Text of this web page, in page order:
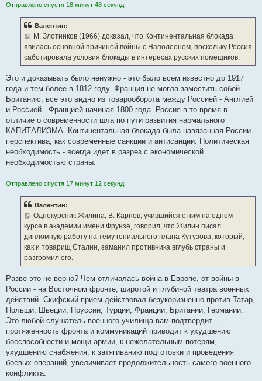
Отправлено спустя 18 минут 48 секунд:
Валентин:
М. Злотников (1966) доказал, что Континентальная блокада
явилась основной причиной войны с Наполеоном, поскольку Россия
саботировала условия блокады в интересах русских помещиков.
Это и доказывать было ненужно - это было всем известно до 1917
года и тем более в 1812 году. Франция не могла заместить собой
Британию, все это видно из товарооборота между Россией - Англией
и Россией - Францией начиная 1800 года. Россия в то время в
отличие о современности шла по пути развития нармального
КАПИТАЛИЗМА. Континентальная блокада была навязанная России
перспектива, как современные санкции и антисанции. Политическая
необходимость - всегда идет в разрез с экономической
необходимостью страны.
Отправлено спустя 17 минут 12 секунд:
Валентин:
Однокурсник Жилина, В. Карпов, учившийся с ним на одном
курсе в академии имени Фрунзе, говорил, что Жилин писал
дипломную работу на тему гениального плана Кутузова, который,
как и товарищ Сталин, заманил противника вглубь страны и
разгромил его.
Разве это не верно? Чем отличалась война в Европе, от войны в
России - на Восточном фронте, широтой и глубиной театра военных
действий. Скифский прием действовал безукоризненно против Татар,
Польши, Швеции, Пруссии, Турции, Франции, Британии, Германии.
Это любой слушатель военного училища вам подтвердит -
протяженность фронта и коммуникаций приводит к ухудшению
боеспособности и мощи армии, к нежелательным потерям,
ухудшению снабжения, к затягиванию подготовки и проведения
боевых операций, увеличивает продолжительность самого военного
конфликта.